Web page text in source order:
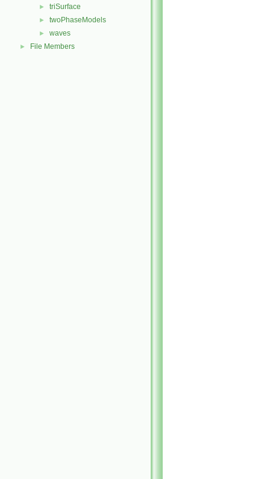
► triSurface
► twoPhaseModels
► waves
► File Members